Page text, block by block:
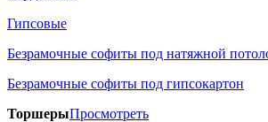
Гипсовые
Безрамочные софиты под натяжной
Безрамочные софиты под гипсокартон
ТоршерыПросмотреть